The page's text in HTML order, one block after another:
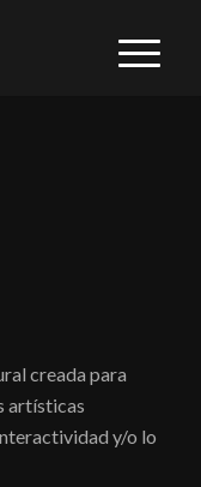
creada para
artísticas
y/o lo